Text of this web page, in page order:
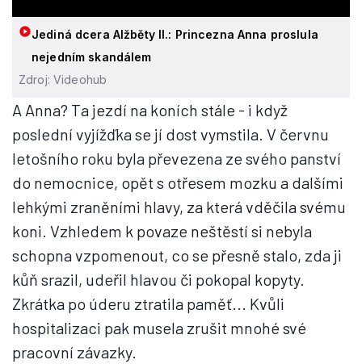
Jediná dcera Alžběty II.: Princezna Anna proslula
nejedním skandálem
Zdroj: Videohub
A Anna? Ta jezdí na koních stále - i když
poslední vyjížďka se jí dost vymstila. V červnu
letošního roku byla převezena ze svého panství
do nemocnice, opět s otřesem mozku a dalšími
lehkými zraněními hlavy, za která vděčila svému
koni. Vzhledem k povaze neštěstí si nebyla
schopna vzpomenout, co se přesně stalo, zda ji
kůň srazil, udeřil hlavou či pokopal kopyty.
Zkrátka po úderu ztratila paměť... Kvůli
hospitalizaci pak musela zrušit mnohé své
pracovní závazky.